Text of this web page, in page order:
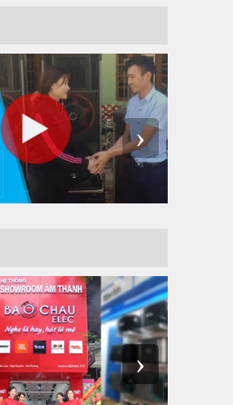
›
›